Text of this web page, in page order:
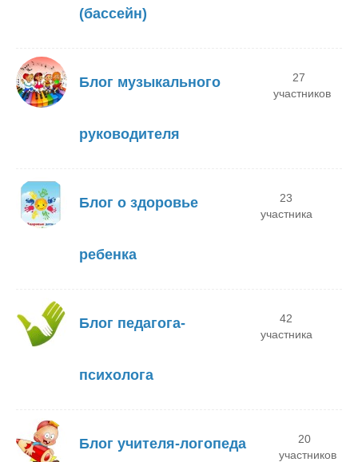
(бассейн)
Блог музыкального
руководителя
27
участников
Блог о здоровье
ребенка
23
участника
Блог педагога-
психолога
42
участника
Блог учителя-логопеда
20
участников